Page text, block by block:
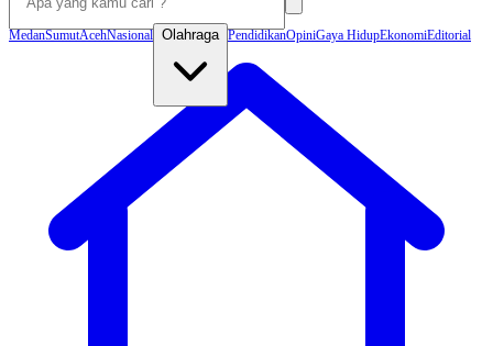
MedanSumutAcehNasional Olahraga PendidikanOpiniGaya HidupEkonomiEditorial